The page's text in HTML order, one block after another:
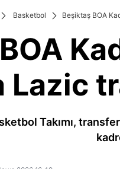
Basketbol Beşiktaş BOA
Lazic
Takımı,